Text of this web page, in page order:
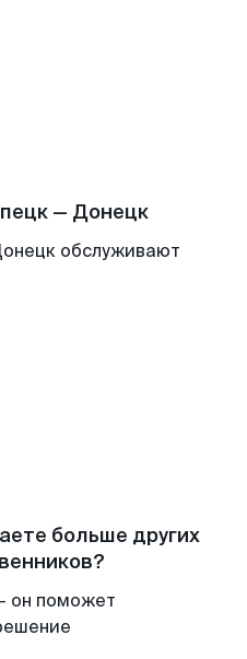
— Донецк
обслуживают
больше других
он поможет